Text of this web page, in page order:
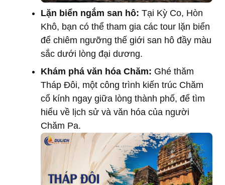
Lặn biển ngắm san hô: Tại Kỳ Co, Hòn
Khô, bạn có thể tham gia các tour lặn biển
để chiêm ngưỡng thế giới san hô đầy màu
sắc dưới lòng đại dương.
Khám phá văn hóa Chăm: Ghé thăm
Tháp Đôi, một công trình kiến trúc Chăm
cổ kính ngay giữa lòng thành phố, để tìm
hiểu về lịch sử và văn hóa của người
Chăm Pa.